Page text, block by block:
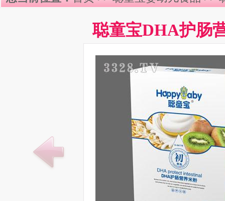
聪童宝DHA护肠